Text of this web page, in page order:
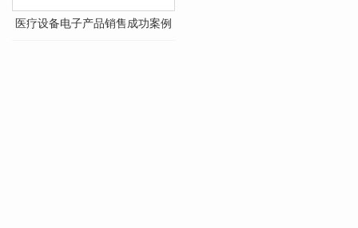
医疗设备电子产品销售成功案例